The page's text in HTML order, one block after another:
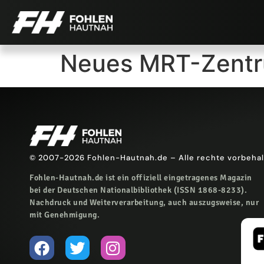
Neues MRT-
© 2007-2026 Fohlen-Hautnah.de – Alle rechte
Fohlen-Hautnah.de ist ein offiziell eingetragenes Magazin
bei der Deutschen Nationalbibliothek (ISSN 1868-8233).
Nachdruck und Weiterverarbeitung, auch auszugsweise, nur
mit Genehmigung.